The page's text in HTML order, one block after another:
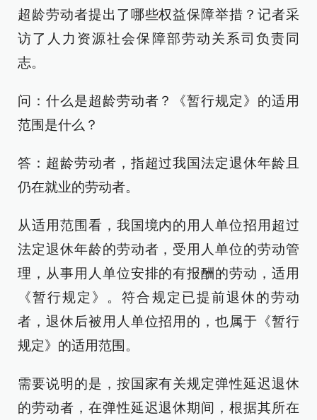
超龄劳动者提出了哪些权益保障举措？记者采
访了人力资源社会保障部劳动关系司负责同
志。
问：什么是超龄劳动者？《暂行规定》的适用
范围是什么？
答：超龄劳动者，指超过我国法定退休年龄且
仍在就业的劳动者。
从适用范围看，我国境内的用人单位招用超过
法定退休年龄的劳动者，受用人单位的劳动管
理，从事用人单位安排的有报酬的劳动，适用
《暂行规定》。符合规定已提前退休的劳动
者，退休后被用人单位招用的，也属于《暂行
规定》的适用范围。
需要说明的是，按国家有关规定弹性延迟退休
的劳动者，在弹性延迟退休期间，根据其所在